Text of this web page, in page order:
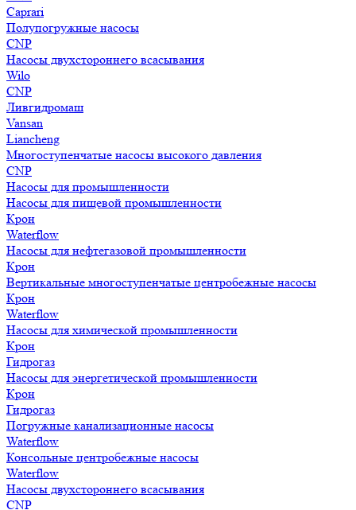
Caprari
Полупогружные насосы
CNP
Насосы двухстороннего всасывания
Wilo
CNP
Ливгидромаш
Vansan
Liancheng
Многоступенчатые насосы высокого давления
CNP
Насосы для промышленности
Насосы для пищевой промышленности
Крон
Waterflow
Насосы для нефтегазовой промышленности
Крон
Вертикальные многоступенчатые центробежные насосы
Крон
Waterflow
Насосы для химической промышленности
Крон
Гидрогаз
Насосы для энергетической промышленности
Крон
Гидрогаз
Погружные канализационные насосы
Waterflow
Консольные центробежные насосы
Waterflow
Насосы двухстороннего всасывания
CNP